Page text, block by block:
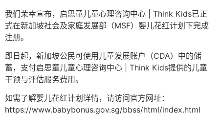
我们荣幸宣布，启思童儿童心理咨询中心 | Think Kids已正
式在新加坡社会及家庭发展部（MSF）婴儿花红计划下完成
注册。
即日起，新加坡公民可使用儿童发展账户（CDA）中的储
蓄，支付启思童儿童心理咨询中心 | Think Kids提供的儿童
干预与评估服务费用。
如需了解婴儿花红计划详情，请访问官方网址：
https://www.babybonus.gov.sg/bbss/html/index.html